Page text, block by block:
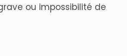
ou impossibilité de